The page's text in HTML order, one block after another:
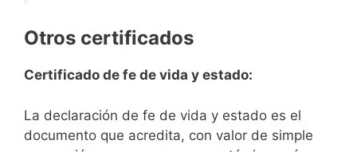
Otros certificados
Certificado de fe de vida y estado:
La declaración de fe de vida y estado es el
documento que acredita, con valor de simple